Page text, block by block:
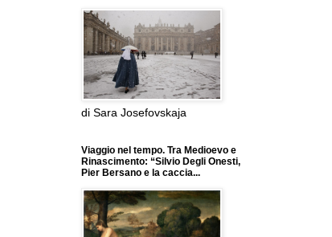
di Sara Josefovskaja
Viaggio nel tempo. Tra Medioevo e
Rinascimento: “Silvio Degli Onesti,
Pier Bersano e la caccia...